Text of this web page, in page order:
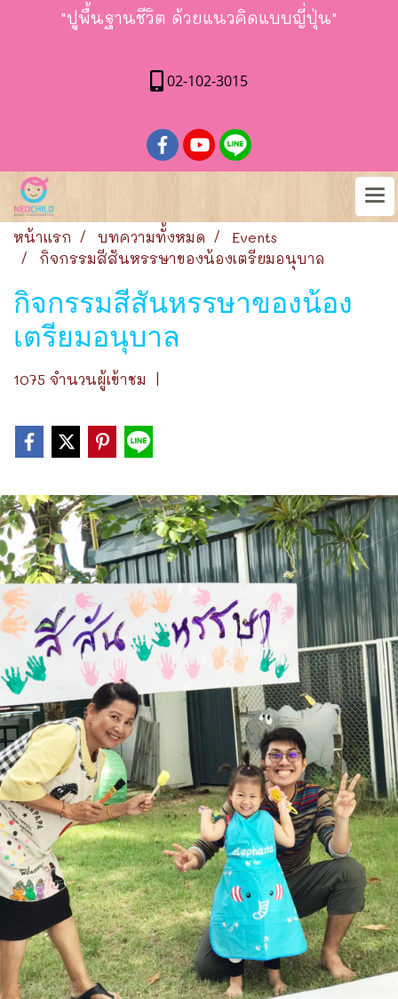
"ปูพื้นฐานชีวิต ด้วยแนวคิดแบบญี่ปุ่น"
02-102-3015
หน้าแรก บทความทั้งหมด
Events
กิจกรรมสีสันหรรษาของน้องเตรียมอนุบาล
กิจกรรมสีสันหรรษาของน้อง
เตรียมอนุบาล
1075 จำนวนผู้เข้าชม